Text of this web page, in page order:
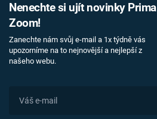
Nenechte si ujít novinky Prima
Zoom!
Zanechte nám svůj e-mail a 1x týdně vás
upozorníme na to nejnovější a nejlepší z
našeho webu.